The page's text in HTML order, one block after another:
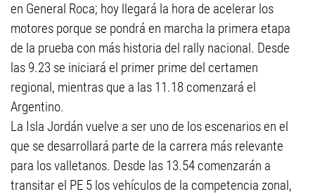
en General Roca; hoy llegará la hora de acelerar los
motores porque se pondrá en marcha la primera etapa
de la prueba con más historia del rally nacional. Desde
las 9.23 se iniciará el primer prime del certamen
regional, mientras que a las 11.18 comenzará el
Argentino.
La Isla Jordán vuelve a ser uno de los escenarios en el
que se desarrollará parte de la carrera más relevante
para los valletanos. Desde las 13.54 comenzarán a
transitar el PE 5 los vehículos de la competencia zonal,